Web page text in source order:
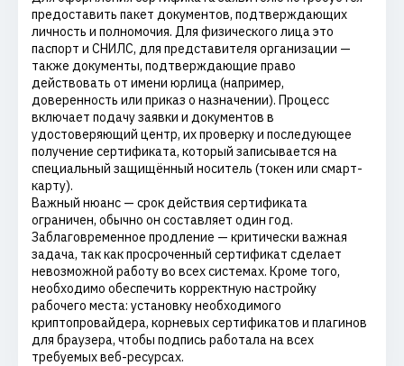
предоставить пакет документов, подтверждающих
личность и полномочия. Для физического лица это
паспорт и СНИЛС, для представителя организации —
также документы, подтверждающие право
действовать от имени юрлица (например,
доверенность или приказ о назначении). Процесс
включает подачу заявки и документов в
удостоверяющий центр, их проверку и последующее
получение сертификата, который записывается на
специальный защищённый носитель (токен или смарт-
карту).
Важный нюанс — срок действия сертификата
ограничен, обычно он составляет один год.
Заблаговременное продление — критически важная
задача, так как просроченный сертификат сделает
невозможной работу во всех системах. Кроме того,
необходимо обеспечить корректную настройку
рабочего места: установку необходимого
криптопровайдера, корневых сертификатов и плагинов
для браузера, чтобы подпись работала на всех
требуемых веб-ресурсах.